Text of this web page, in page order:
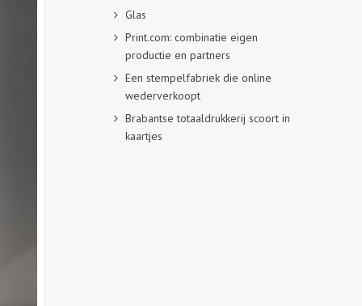
Glas
Print.com: combinatie eigen
productie en partners
Een stempelfabriek die online
wederverkoopt
Brabantse totaaldrukkerij scoort in
kaartjes